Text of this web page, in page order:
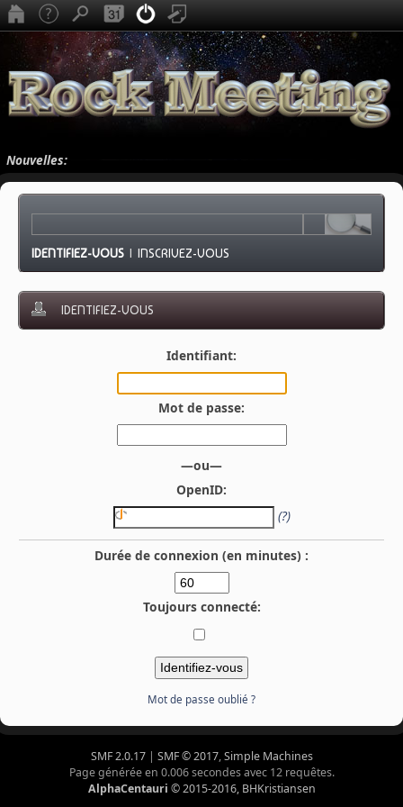
Nouvelles:
IDENTIFIEZ-VOUS |INSCRIVEZ-VOUS
IDENTIFIEZ-VOUS
Identifiant:
Mot de passe:
—ou—
OpenID:
(?)
Durée de connexion (en minutes) :
Toujours connecté:
Mot de passe oublié ?
SMF 2.0.17| SMF © 2017,Simple Machines
Page générée en 0.006 secondes avec 12 requêtes.
AlphaCentauri © 2015-2016, BHKristiansen